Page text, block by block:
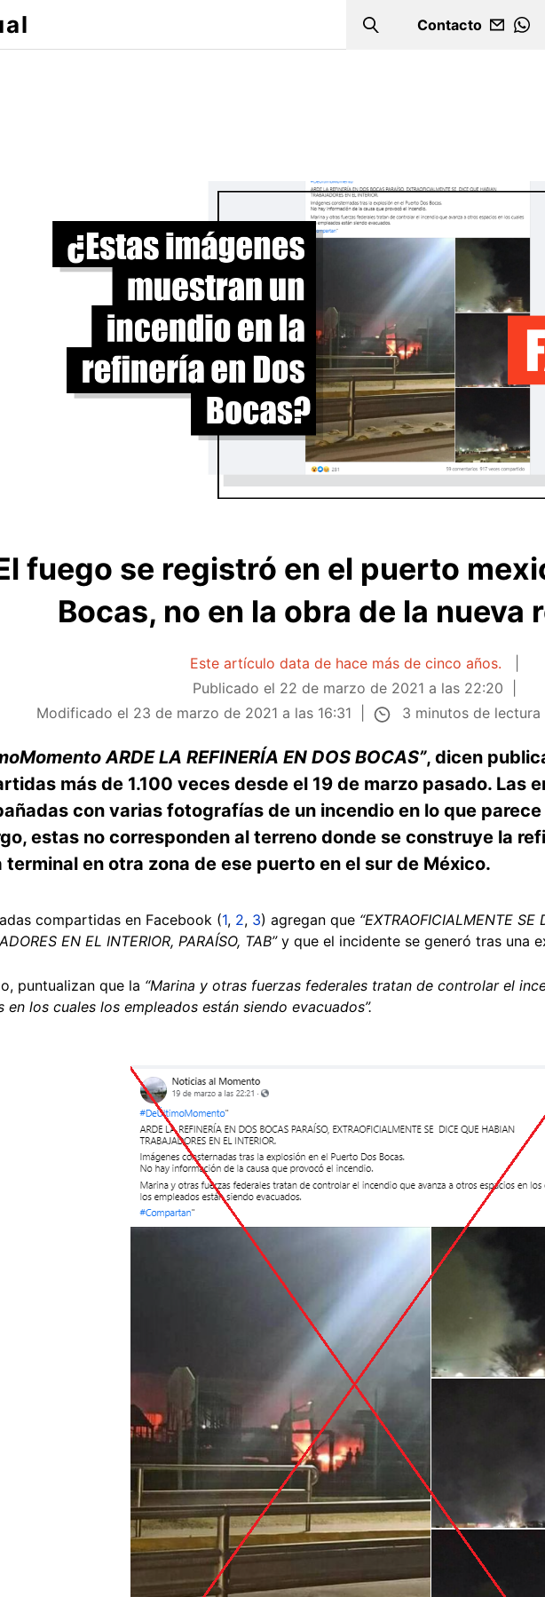
Search
Contacto
fuego se registró en el puerto
Bocas, no en la obra de la nueva
Este artículo data de hace más de cinco años.
Publicado el 22 de marzo de 2021 a las 22:20
Modificado el 23 de marzo de 2021 a las 16:31 3 minutos de lectura
ARDE LA REFINERÍA EN DOS BOCAS”, dicen
más de 1.100 veces desde el 19 de marzo pasado. Las
con varias fotografías de un incendio en lo que
estas no corresponden al terreno donde se construye la
terminal en otra zona de ese puerto en el sur de México.
compartidas en Facebook (1, 2, 3) agregan que “EXTRAOFICIALMENTE
EN EL INTERIOR, PARAÍSO, TAB”y que el incidente se generó tras una
puntualizan que la “Marina y otras fuerzas federales tratan de controlar el
en los cuales los empleados están siendo evacuados”.